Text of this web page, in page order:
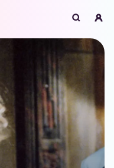
gaat ontdekken,
hieronder één
browsers
Download
Download